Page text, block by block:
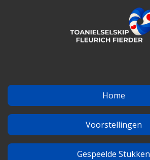
Home
Voorstellingen
Gespeelde Stukken